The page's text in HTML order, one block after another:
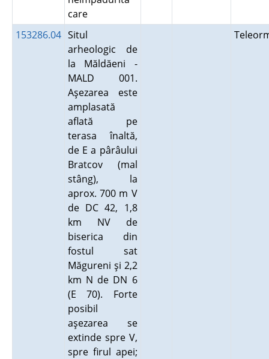
care
153286.04 Situl
arheologic de
la Măldăeni -
MALD 001.
Aşezarea este
amplasată
aflată pe
terasa înaltă,
de E a pârâului
Bratcov (mal
stâng), la
aprox. 700 m V
de DC 42, 1,8
km NV de
biserica din
fostul sat
Măgureni şi 2,2
km N de DN 6
(E 70). Forte
posibil
aşezarea se
extinde spre V,
spre firul apei;